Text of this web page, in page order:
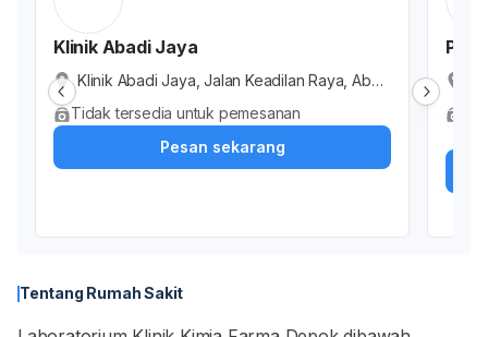
Klinik Abadi Jaya
Klinik Abadi Jaya, Jalan Keadilan Raya, Abad
ijaya, Kota Depok, Jawa Barat, Indonesia
Tidak tersedia untuk pemesanan
Pesan sekarang
Tentang Rumah Sakit